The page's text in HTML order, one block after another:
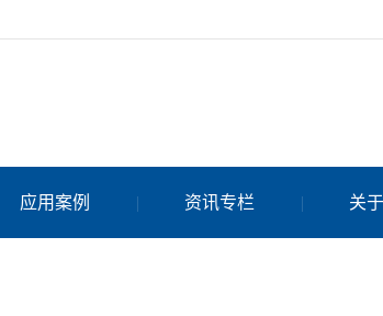
应用案例 资讯专栏 关